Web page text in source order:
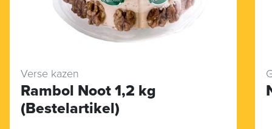
Verse kazen
Rambol Noot 1,2 kg
(Bestelartikel)